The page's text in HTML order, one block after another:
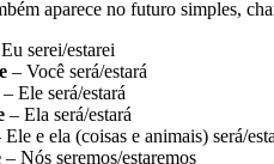
aparece no futuro simples,
serei/estarei
– Você será/estará
– Ele será/estará
– Ela será/estará
Ele e ela (coisas e animais) será/
– Nós seremos/estaremos